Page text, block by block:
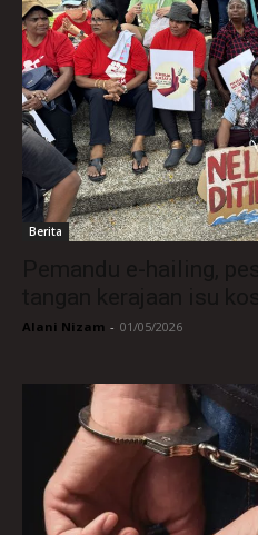
Berita
Alani Nizam - 01/05/2026